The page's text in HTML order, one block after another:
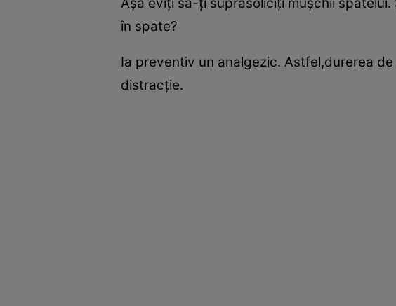
în spate?
Ia preventiv un analgezic. Astfel,durerea
distracţie.